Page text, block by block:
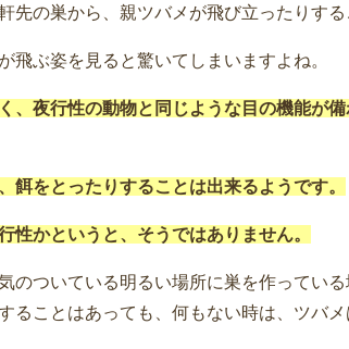
先の巣から、親ツバメが飛び立ったりする
飛ぶ姿を見ると驚いてしまいますよね。
、夜行性の動物と同じような目の機能が
餌をとったりすることは出来るようです。
性かというと、そうではありません。
のついている明るい場所に巣を作ってい
ることはあっても、何もない時は、ツバメ